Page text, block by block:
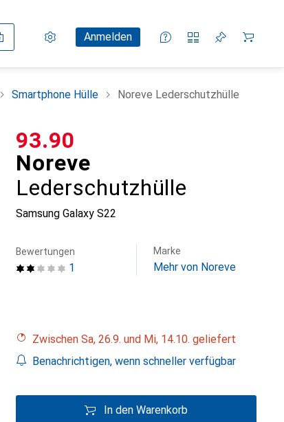
Einstellungen
KundenkontoAnmelden
Vergleichslisten
Merklisten
Warenkorb
Smartphone Hülle Noreve Lederschutzhülle
Noreve
Lederschutzhülle
Samsung Galaxy S22
CHF
93.90
1
Bewertungen Marke
Mehr von Noreve
Zwischen Sa, 26.9. und Mi, 14.10. geliefert
Benachrichtigen, wenn schneller verfügbar
In den Warenkorb